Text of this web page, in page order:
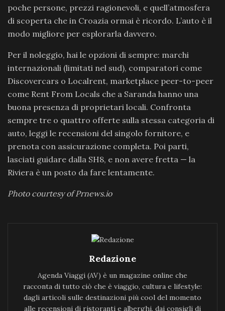
poche persone, prezzi ragionevoli, e quell’atmosfera
di scoperta che in Croazia ormai è ricordo. L’auto è il
modo migliore per esplorarla davvero.
Per il noleggio, hai le opzioni di sempre: marchi
internazionali (limitati nel sud), comparatori come
Discovercars o Localrent, marketplace peer-to-peer
come Rent From Locals che a Saranda hanno una
buona presenza di proprietari locali. Confronta
sempre tre o quattro offerte sulla stessa categoria di
auto, leggi le recensioni del singolo fornitore, e
prenota con assicurazione completa. Poi parti,
lasciati guidare dalla SH8, e non avere fretta — la
Riviera è un posto da fare lentamente.
Photo courtesy of Prnews.io
Redazione
Agenda Viaggi (AV) è un magazine online che
racconta di tutto ciò che è viaggio, cultura e lifestyle:
dagli articoli sulle destinazioni più cool del momento
alle recensioni di ristoranti e alberghi, dai consigli di